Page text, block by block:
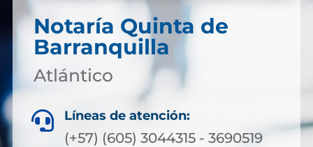
Notaría Quinta de
Barranquilla
Atlántico
 Líneas de atención:
(+57) (605) 3044315 - 3690519